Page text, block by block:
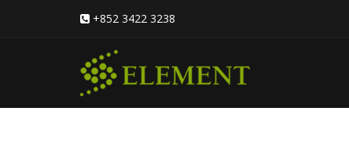
+852 3422 3238